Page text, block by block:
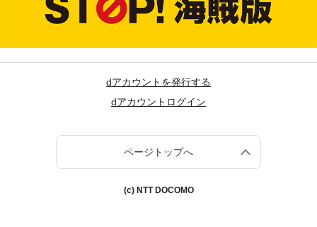
dアカウントを発行する
dアカウントログイン
ページトップへ
(c) NTT DOCOMO